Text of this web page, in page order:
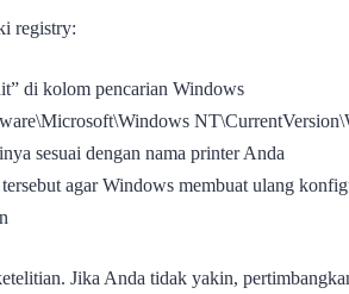
registry:
di kolom pencarian Windows
sesuai dengan nama printer Anda
agar Windows membuat ulang
Jika Anda tidak yakin,